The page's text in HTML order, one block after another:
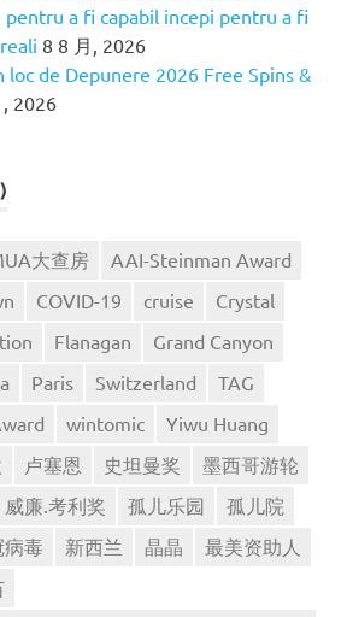
a fi capabil incepi pentru a fi
8 8 月, 2026
loc de Depunere 2026 Free Spins &
2026
大查房
AAI-Steinman Award
COVID-19 cruise
Crystal
Flanagan
Grand Canyon
Paris Switzerland
TAG
wintomic
Yiwu Huang
卢塞恩 史坦曼奖
墨西哥游轮
威廉.考利奖 孤儿乐园
孤儿院
病毒 新西兰 晶晶
最美资助人